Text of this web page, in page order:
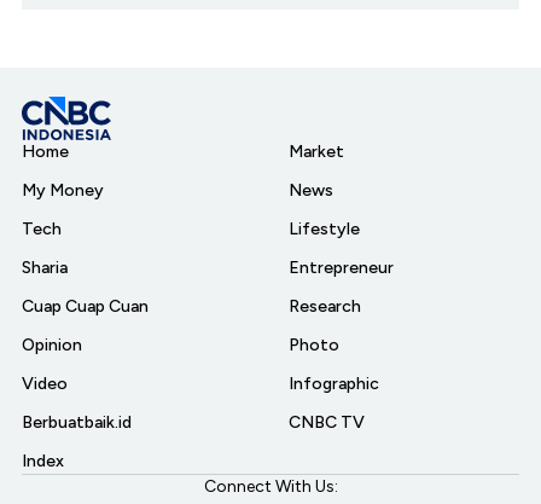
Home
My Money
Tech
Sharia
Cuap Cuap Cuan
Opinion
Video
Berbuatbaik.id
Index
Market
News
Lifestyle
Entrepreneur
Research
Photo
Infographic
CNBC TV
Connect With Us: